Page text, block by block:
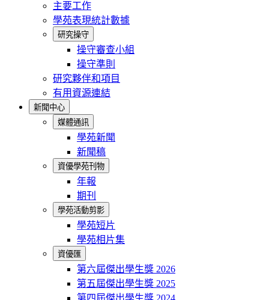
主要工作
學苑表現統計數據
研究操守
操守審查小組
操守準則
研究夥伴和項目
有用資源連結
新聞中心
媒體通訊
學苑新聞
新聞稿
資優學苑刊物
年報
期刊
學苑活動剪影
學苑短片
學苑相片集
資優匯
第六屆傑出學生獎 2026
第五屆傑出學生獎 2025
第四屆傑出學生獎 2024